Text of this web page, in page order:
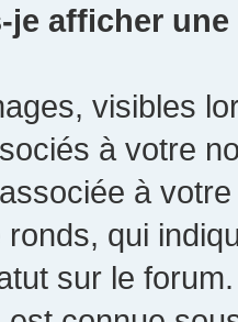
afficher
visibles
à votre
à
qui
sur le